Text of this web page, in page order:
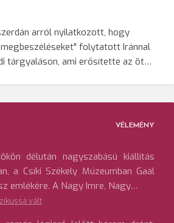
arról nyilatkozott, hogy
folytatott Iránnal
tárgyaláson, ami erősítette az öt…
VÉLEMÉNY
délután nagyszabású kiállítás
a Csíki Székely Múzeumban Gaál
emlékére. A Nagy Imre, Nagy…
vált